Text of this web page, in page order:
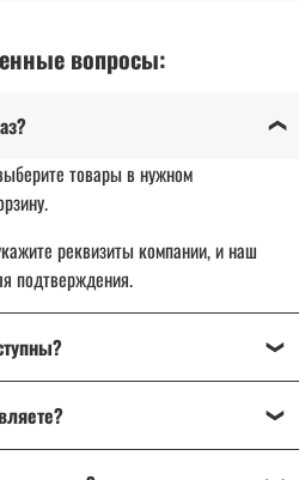
вопросы:
товары в нужном
реквизиты компании, и наш
подтверждения.
заказчиков